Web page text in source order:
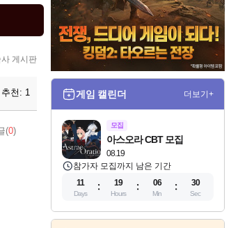
게시판
추천: 1
(0)
게임 캘린더 더보기+
모집
08.19
아스오라 CBT 모집
참가자 모집까지 남은 기간
11
Days
19
Hours
06
Min
29
Sec